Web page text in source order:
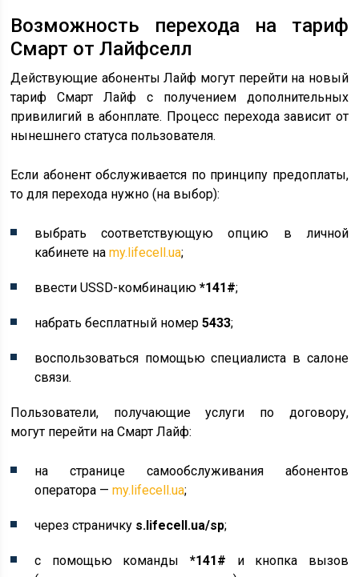
Возможность перехода на тариф
Смарт от Лайфселл
Действующие абоненты Лайф могут перейти на новый
тариф Смарт Лайф с получением дополнительных
привилигий в абонплате. Процесс перехода зависит от
нынешнего статуса пользователя.
Если абонент обслуживается по принципу предоплаты,
то для перехода нужно (на выбор):
выбрать соответствующую опцию в личной
кабинете наmy.lifecell.ua;
ввести USSD-комбинацию*141#;
набрать бесплатный номер5433;
воспользоваться помощью специалиста в салоне
связи.
Пользователи, получающие услуги по договору,
могут перейти на Смарт Лайф:
на странице самообслуживания абонентов
оператора —my.lifecell.ua;
через страничку s.lifecell.ua/sp;
с помощью команды *141# и кнопка вызов